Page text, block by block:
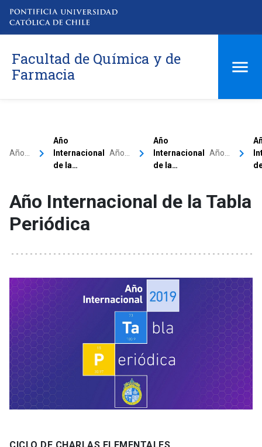
Facultad de Química y de
Farmacia
Año… keyboard_arrow_right
Año
Internacional
de la…
Año… keyboard_arrow_right
Año
Internacional
de la…
Año… keyboard_arrow_right
Año Internacional de la Tabla
Periódica